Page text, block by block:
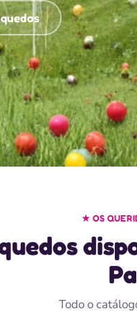
★ OS
Todo o